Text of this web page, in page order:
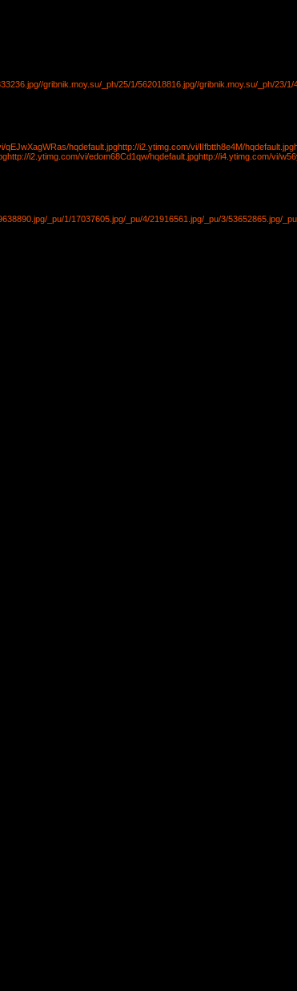
//gribnik.moy.su/_ph/25/1/562018816.jpg//gribnik.moy.su/_ph/23/1/
qEJwXagWRas/hqdefault.jpghttp://i2.ytimg.com/vi/IIfbtth8e4M/hqdefault.jpg
http://i2.ytimg.com/vi/edom68Cd1qw/hqdefault.jpghttp://i4.ytimg.com/vi/
/_pu/1/17037605.jpg/_pu/4/21916561.jpg/_pu/3/53652865.jpg/